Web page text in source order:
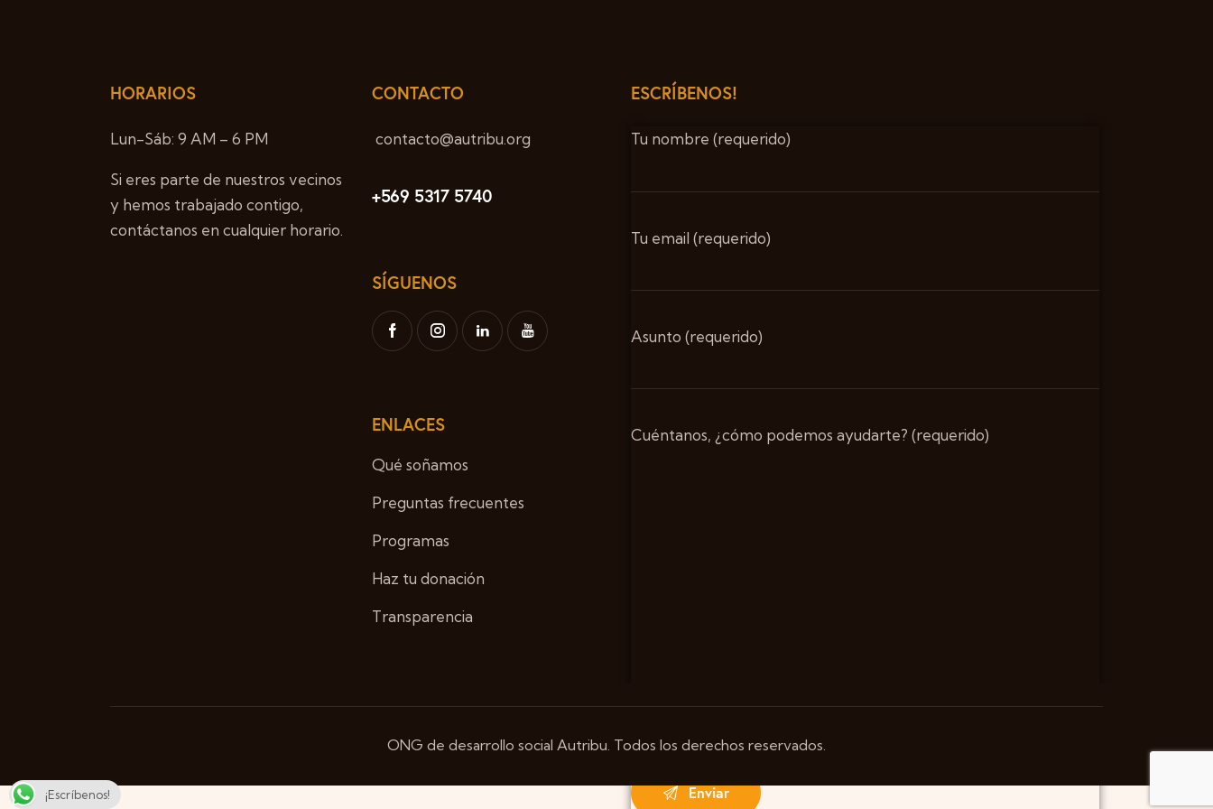
HORARIOS
Lun-Sáb: 9 AM – 6 PM
Si eres parte de nuestros vecinos
y hemos trabajado contigo,
contáctanos en cualquier horario.
CONTACTO
contacto@autribu.org
+569 5317 5740
SÍGUENOS
ENLACES
Qué soñamos
Preguntas frecuentes
Programas
Haz tu donación
Transparencia
ESCRÍBENOS!
Tu nombre (requerido)
Tu email (requerido)
Asunto (requerido)
Cuéntanos, ¿cómo podemos ayudarte? (requerido)
ONG de desarrollo social Autribu. Todos los derechos reservados.
¡Escríbenos!